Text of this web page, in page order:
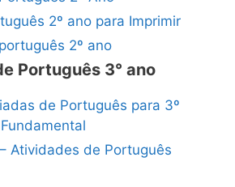
2º ano para Imprimir
2º ano
Português 3° ano
de Português para 3º
Atividades de Português